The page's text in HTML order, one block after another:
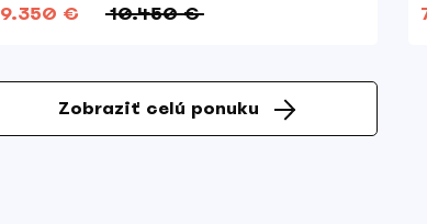
9.350 € 10.450 €
Zobraziť celú ponuku